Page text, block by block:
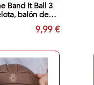
Band It Ball 3
balón de
o frisbee9,99 €